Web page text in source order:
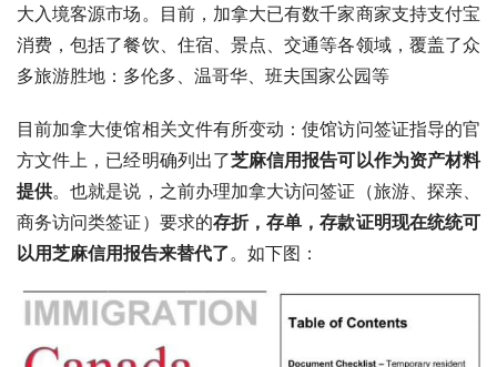
大入境客源市场。目前，加拿大已有数千家商家支持支付宝
消费，包括了餐饮、住宿、景点、交通等各领域，覆盖了众
多旅游胜地：多伦多、温哥华、班夫国家公园等
目前加拿大使馆相关文件有所变动：使馆访问签证指导的官
方文件上，已经明确列出了芝麻信用报告可以作为资产材料
提供。也就是说，之前办理加拿大访问签证（旅游、探亲、
商务访问类签证）要求的存折，存单，存款证明现在统统可
以用芝麻信用报告来替代了。如下图：